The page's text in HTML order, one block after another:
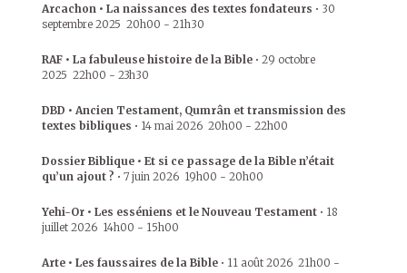
Arcachon • La naissances des textes fondateurs • 30
septembre 2025 20h00 - 21h30
RAF • La fabuleuse histoire de la Bible • 29 octobre
2025 22h00 - 23h30
DBD • Ancien Testament, Qumrân et transmission des
textes bibliques • 14 mai 2026 20h00 - 22h00
Dossier Biblique • Et si ce passage de la Bible n’était
qu’un ajout ? • 7 juin 2026 19h00 - 20h00
Yehi-Or • Les esséniens et le Nouveau Testament • 18
juillet 2026 14h00 - 15h00
Arte • Les faussaires de la Bible • 11 août 2026 21h00 -